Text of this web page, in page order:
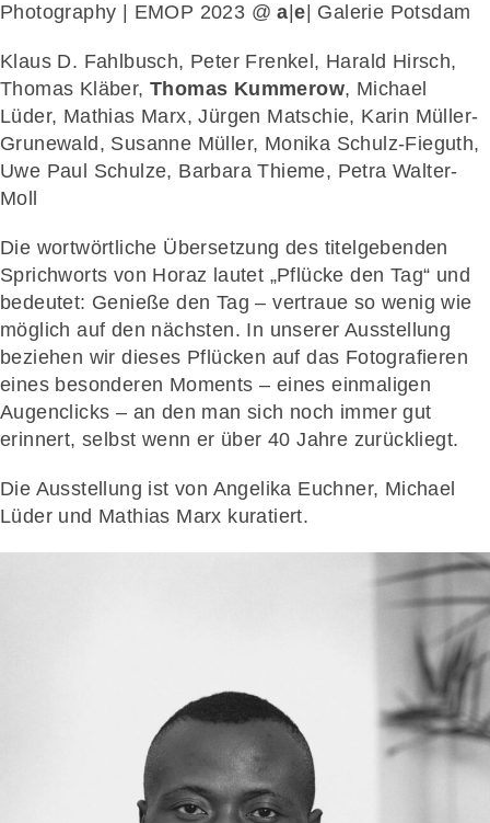
Photography | EMOP 2023 @a |e | Galerie Potsdam
Klaus D. Fahlbusch, Peter Frenkel, Harald Hirsch,
Thomas Kläber,Thomas Kummerow, Michael
Lüder, Mathias Marx, Jürgen Matschie, Karin Müller-
Grunewald, Susanne Müller, Monika Schulz-Fieguth,
Uwe Paul Schulze, Barbara Thieme, Petra Walter-
Moll
Die wortwörtliche Übersetzung des titelgebenden
Sprichworts von Horaz lautet „Pflücke den Tag“ und
bedeutet: Genieße den Tag – vertraue so wenig wie
möglich auf den nächsten. In unserer Ausstellung
beziehen wir dieses Pflücken auf das Fotografieren
eines besonderen Moments – eines einmaligen
Augenclicks – an den man sich noch immer gut
erinnert, selbst wenn er über 40 Jahre zurückliegt.
Die Ausstellung ist von Angelika Euchner, Michael
Lüder und Mathias Marx kuratiert.